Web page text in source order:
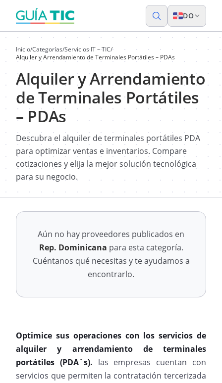
DO
Inicio/Categorías/Servicios IT – TIC/
Alquiler y Arrendamiento de Terminales Portátiles – PDAs
Alquiler y Arrendamiento
de Terminales Portátiles
– PDAs
Descubra el alquiler de terminales portátiles PDA
para optimizar ventas e inventarios. Compare
cotizaciones y elija la mejor solución tecnológica
para su negocio.
Aún no hay proveedores publicados en
Rep. Dominicana para esta categoría.
Cuéntanos qué necesitas y te ayudamos a
encontrarlo.
Optimice sus operaciones con los servicios de
alquiler y arrendamiento de terminales
portátiles (PDA´s). las empresas cuentan con
servicios que permiten la contratación tercerizada